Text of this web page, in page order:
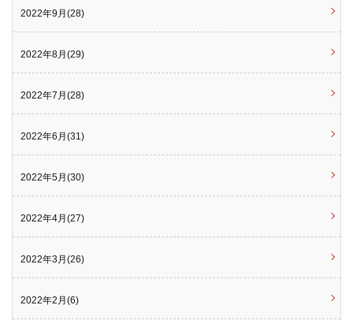
2022年9月(28)
2022年8月(29)
2022年7月(28)
2022年6月(31)
2022年5月(30)
2022年4月(27)
2022年3月(26)
2022年2月(6)